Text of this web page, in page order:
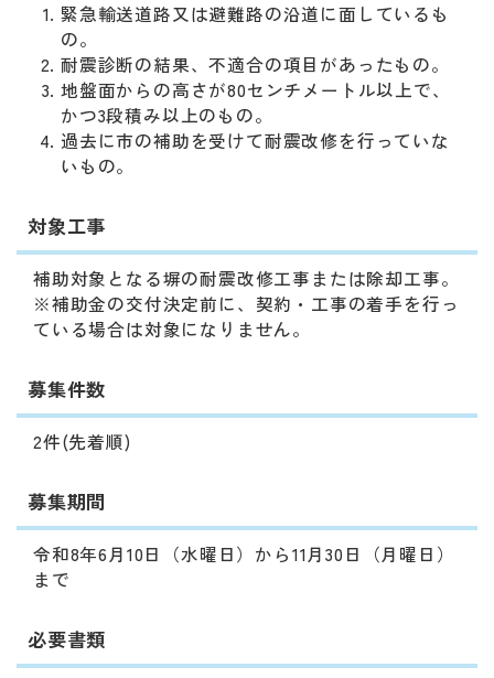
緊急輸送道路又は避難路の沿道に面しているも
の。
耐震診断の結果、不適合の項目があったもの。
地盤面からの高さが80センチメートル以上で、
かつ3段積み以上のもの。
過去に市の補助を受けて耐震改修を行っていな
いもの。
対象工事
補助対象となる塀の耐震改修工事または除却工事。
※補助金の交付決定前に、契約・工事の着手を行っ
ている場合は対象になりません。
募集件数
2件(先着順)
募集期間
令和8年6月10日（水曜日）から11月30日（月曜日）
まで
必要書類